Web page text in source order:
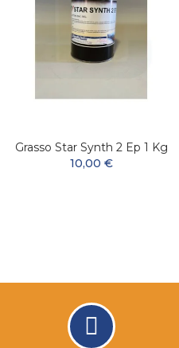
Grasso Star Synth 2 Ep 1 Kg
10,00 €